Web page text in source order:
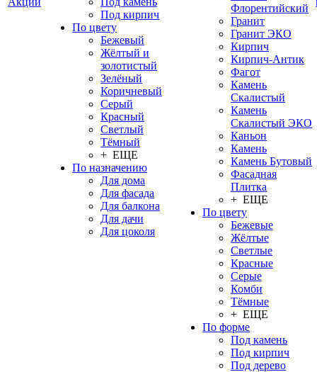
Под кирпич
По цвету
Бежевый
Жёлтый и
золотистый
Зелёный
Коричневый
Серый
Красный
Светлый
Тёмный
+ ЕЩЕ
По назначению
Для дома
Для фасада
Для балкона
Для дачи
Для цоколя
Флорентийский
Гранит
Гранит ЭКО
Кирпич
Кирпич-Антик
Фагот
Камень
Скалистый
Камень
Скалистый ЭКО
Каньон
Камень
Камень Бутовый
Фасадная
Плитка
+ ЕЩЕ
По цвету
Бежевые
Жёлтые
Светлые
Красные
Серые
Комби
Тёмные
+ ЕЩЕ
По форме
Под камень
Под кирпич
Под дерево